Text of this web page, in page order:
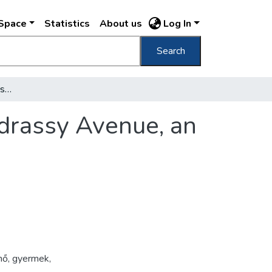
Statistics About us Log In
Search
[Andrássy út, automobil és közönsége] [Andrassy Avenue, an automobile and its audience]
Avenue, an
, gyermek,